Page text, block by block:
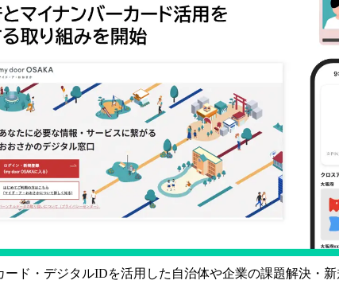
ード・デジタルIDを活用した自治体や企業の課題解決・